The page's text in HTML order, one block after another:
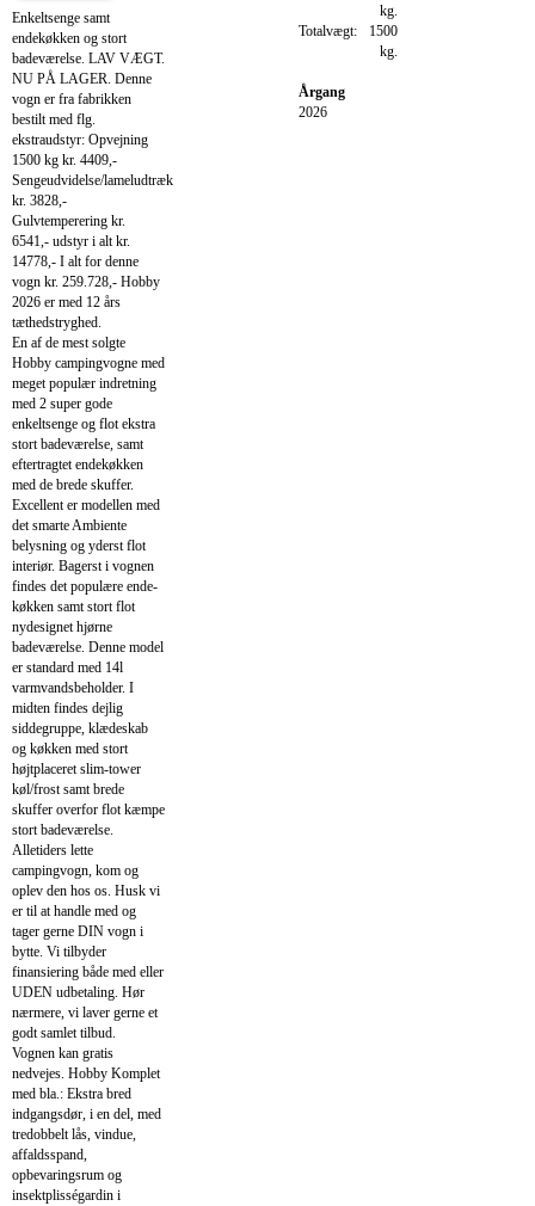
Enkeltsenge samt
endekøkken og stort
badeværelse. LAV VÆGT.
NU PÅ LAGER. Denne
vogn er fra fabrikken
bestilt med flg.
ekstraudstyr: Opvejning
1500 kg kr. 4409,-
Sengeudvidelse/lameludtræk
kr. 3828,-
Gulvtemperering kr.
6541,- udstyr i alt kr.
14778,- I alt for denne
vogn kr. 259.728,- Hobby
2026 er med 12 års
tæthedstryghed.
En af de mest solgte
Hobby campingvogne med
meget populær indretning
med 2 super gode
enkeltsenge og flot ekstra
stort badeværelse, samt
eftertragtet endekøkken
med de brede skuffer.
Excellent er modellen med
det smarte Ambiente
belysning og yderst flot
interiør. Bagerst i vognen
findes det populære ende-
køkken samt stort flot
nydesignet hjørne
badeværelse. Denne model
er standard med 14l
varmvandsbeholder. I
midten findes dejlig
siddegruppe, klædeskab
og køkken med stort
højtplaceret slim-tower
køl/frost samt brede
skuffer overfor flot kæmpe
stort badeværelse.
Alletiders lette
campingvogn, kom og
oplev den hos os. Husk vi
er til at handle med og
tager gerne DIN vogn i
bytte. Vi tilbyder
finansiering både med eller
UDEN udbetaling. Hør
nærmere, vi laver gerne et
godt samlet tilbud.
Vognen kan gratis
nedvejes. Hobby Komplet
med bla.: Ekstra bred
indgangsdør, i en del, med
tredobbelt lås, vindue,
affaldsspand,
opbevaringsrum og
insektplisségardin i
kg.
Totalvægt:
1500
kg.
Årgang
2026